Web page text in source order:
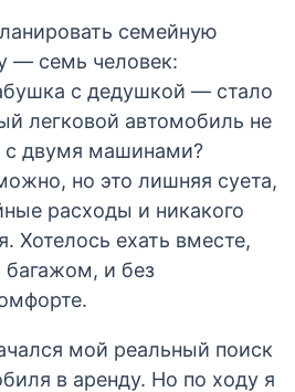
семейную
— семь человек:
с дедушкой — стало
легковой автомобиль не
с двумя машинами?
но это лишняя суета,
расходы и никакого
Хотелось ехать вместе,
и без
мой реальный поиск
в аренду. Но по ходу я